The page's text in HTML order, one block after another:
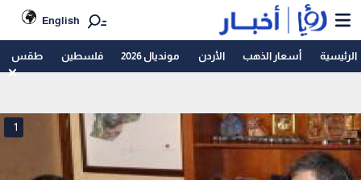
English
الرئيسية أسعار الذهب الأردن مونديال 2026 فلسطين طقس
1